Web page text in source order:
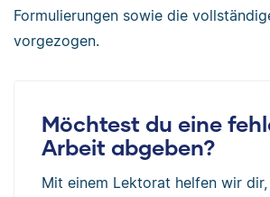
Formulierungen sowie die
vorgezogen.
Möchtest du eine
Arbeit abgeben?
Mit einem Lektorat helfen wir